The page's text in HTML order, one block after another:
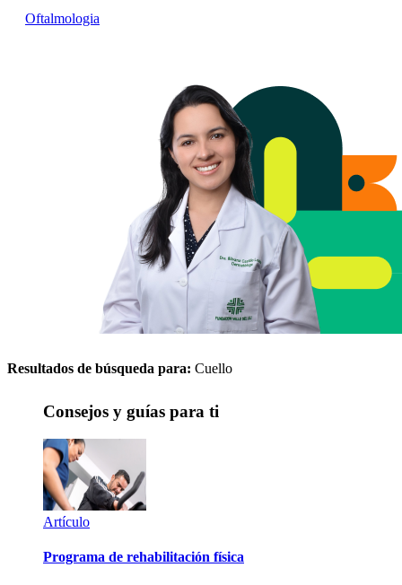
Oftalmologia
Resultados de búsqueda para: Cuello
Consejos y guías para ti
Artículo
Programa de rehabilitación física